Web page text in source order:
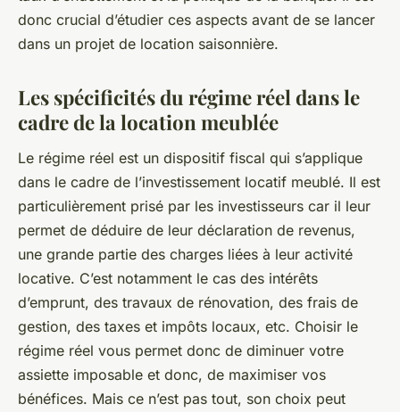
donc crucial d’étudier ces aspects avant de se lancer
dans un projet de location saisonnière.
Les spécificités du régime réel dans le
cadre de la location meublée
Le régime réel est un dispositif fiscal qui s’applique
dans le cadre de l’investissement locatif meublé. Il est
particulièrement prisé par les investisseurs car il leur
permet de déduire de leur déclaration de revenus,
une grande partie des charges liées à leur activité
locative. C’est notamment le cas des intérêts
d’emprunt, des travaux de rénovation, des frais de
gestion, des taxes et impôts locaux, etc. Choisir le
régime réel vous permet donc de diminuer votre
assiette imposable et donc, de maximiser vos
bénéfices. Mais ce n’est pas tout, son choix peut